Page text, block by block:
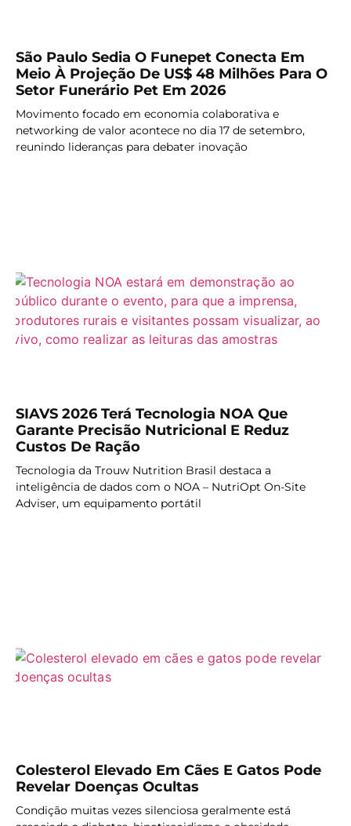
São Paulo Sedia O Funepet Conecta Em
Meio À Projeção De US$ 48 Milhões Para O
Setor Funerário Pet Em 2026
Movimento focado em economia colaborativa e
networking de valor acontece no dia 17 de setembro,
reunindo lideranças para debater inovação
SIAVS 2026 Terá Tecnologia NOA Que
Garante Precisão Nutricional E Reduz
Custos De Ração
Tecnologia da Trouw Nutrition Brasil destaca a
inteligência de dados com o NOA – NutriOpt On-Site
Adviser, um equipamento portátil
Colesterol Elevado Em Cães E Gatos Pode
Revelar Doenças Ocultas
Condição muitas vezes silenciosa geralmente está